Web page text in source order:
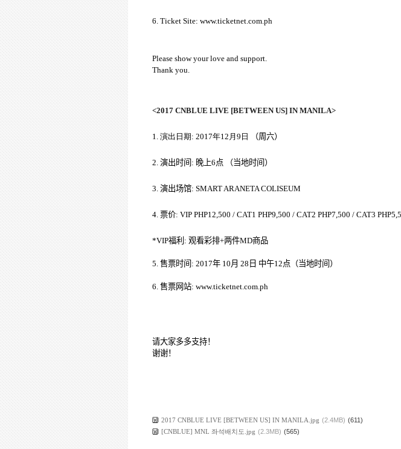
6. Ticket Site: www.ticketnet.com.ph
Please show your love and support.
Thank you.
<2017 CNBLUE LIVE [BETWEEN US] IN MANILA>
1. 演出日期: 2017年12 月9 日 （周六）
2. 演出时间: 晚 上6 点 （当地时间）
3. 演出场馆: SMART ARANETA COLISEUM
4. 票价: VIP PHP12,500 / CAT1 PHP9,500 / CAT2 PHP7,500 / CAT3
*VIP福利 : 观看彩排+两件MD商品
5. 售票时间: 2017年 10 月 28 日 中午12 点（当地时间）
6. 售票网站: www.ticketnet.com.ph
请大家多多支持！
谢谢！
2017 CNBLUE LIVE [BETWEEN US] IN MANILA.jpg (2.4MB) (611)
[CNBLUE] MNL 좌석배치도.jpg (2.3MB) (565)